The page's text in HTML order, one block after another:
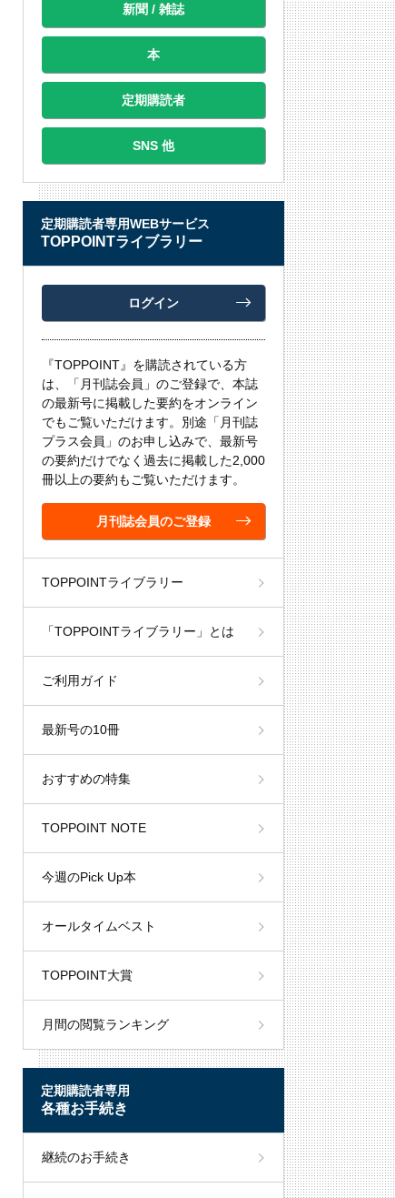
新聞 / 雑誌
本
定期購読者
SNS 他
定期購読者専用WEBサービス
TOPPOINTライブラリー
ログイン
『TOPPOINT』を購読されている方
は、「月刊誌会員」のご登録で、本誌
の最新号に掲載した要約をオンライン
でもご覧いただけます。別途「月刊誌
プラス会員」のお申し込みで、最新号
の要約だけでなく過去に掲載した2,000
冊以上の要約もご覧いただけます。
月刊誌会員のご登録
TOPPOINTライブラリー
「TOPPOINTライブラリー」とは
ご利用ガイド
最新号の10冊
おすすめの特集
TOPPOINT NOTE
今週のPick Up本
オールタイムベスト
TOPPOINT大賞
月間の閲覧ランキング
定期購読者専用
各種お手続き
継続のお手続き